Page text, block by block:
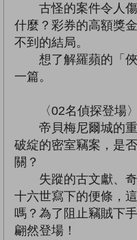
古怪的案件令人傷
什麼？彩券的高額獎
不到的結局。
想了解羅蘋的「俠
一篇。
〈02名偵探登場〉
帝貝梅尼爾城的重
破綻的密室竊案，是
關？
失蹤的古文獻、奇
十六世寫下的便條，
嗎？為了阻止竊賊下
翩然登場！